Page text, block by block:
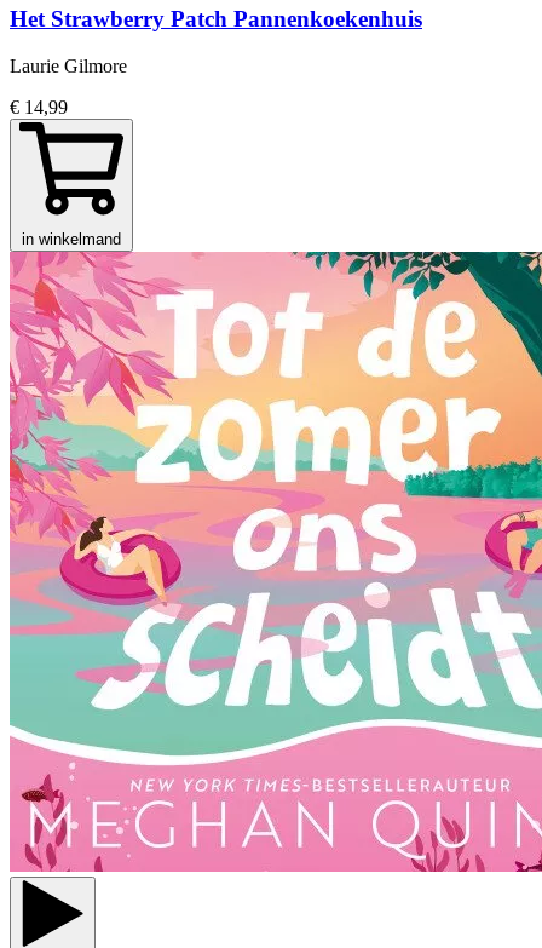
Het Strawberry Patch Pannenkoekenhuis
Laurie Gilmore
€ 14,99
in winkelmand